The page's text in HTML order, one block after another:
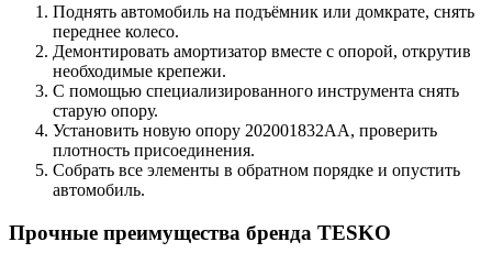
Поднять автомобиль на подъёмник или домкрате, снять
переднее колесо.
Демонтировать амортизатор вместе с опорой, открутив
необходимые крепежи.
С помощью специализированного инструмента снять
старую опору.
Установить новую опору 202001832AA, проверить
плотность присоединения.
Собрать все элементы в обратном порядке и опустить
автомобиль.
Прочные преимущества бренда TESKO